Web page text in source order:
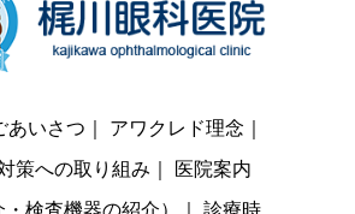
あいさつ アワクレド理念
策への取り組み
医院案内